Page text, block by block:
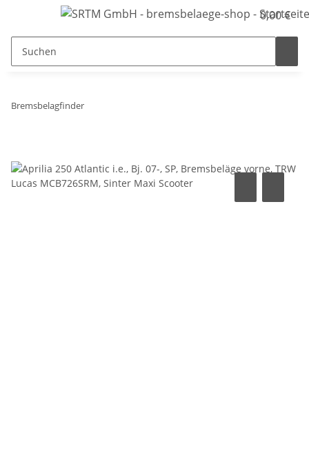
0,00 €
Bremsbelagfinder